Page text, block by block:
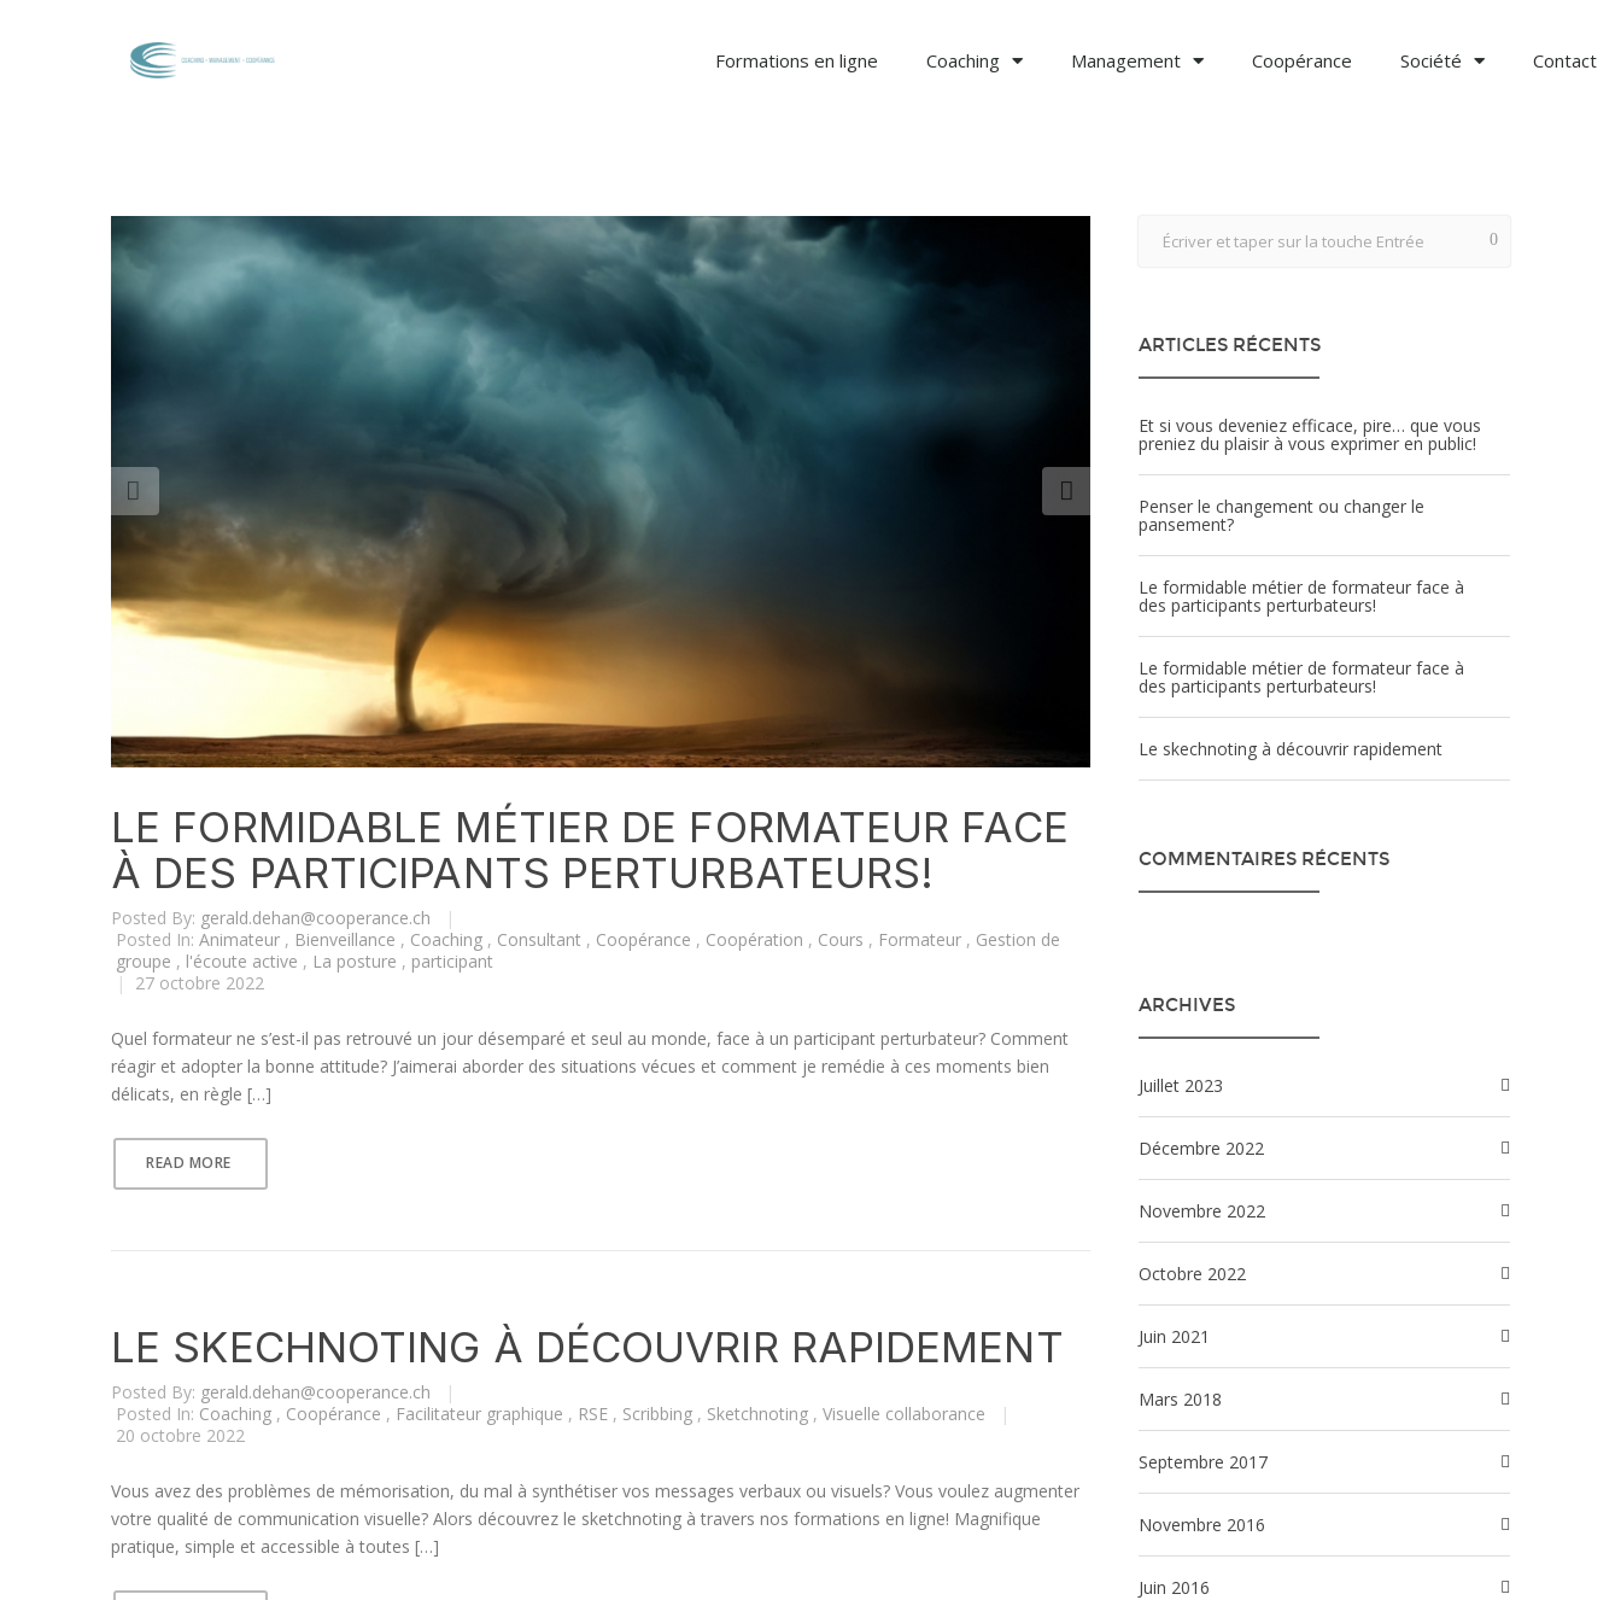
Formations en ligne Coaching Management Coopérance Société Contact
LE FORMIDABLE MÉTIER DE FORMATEUR FACE
À DES PARTICIPANTS PERTURBATEURS!
Posted By: gerald.dehan@cooperance.ch
|
Posted In: Animateur , Bienveillance , Coaching , Consultant , Coopérance , Coopération , Cours , Formateur , Gestion de
groupe , l'écoute active , La posture , participant
|
27 octobre 2022
Quel formateur ne s’est-il pas retrouvé un jour désemparé et seul au monde, face à un participant perturbateur? Comment
réagir et adopter la bonne attitude? J’aimerai aborder des situations vécues et comment je remédie à ces moments bien
délicats, en règle […]
READ MORE
LE SKECHNOTING À DÉCOUVRIR RAPIDEMENT
Posted By: gerald.dehan@cooperance.ch
|
Posted In: Coaching , Coopérance , Facilitateur graphique , RSE , Scribbing , Sketchnoting , Visuelle collaborance
|
20 octobre 2022
Vous avez des problèmes de mémorisation, du mal à synthétiser vos messages verbaux ou visuels? Vous voulez augmenter
votre qualité de communication visuelle? Alors découvrez le sketchnoting à travers nos formations en ligne! Magnifique
pratique, simple et accessible à toutes […]
ARTICLES RÉCENTS
Et si vous deveniez efficace, pire… que vous
preniez du plaisir à vous exprimer en public!
Penser le changement ou changer le
pansement?
Le formidable métier de formateur face à
des participants perturbateurs!
Le formidable métier de formateur face à
des participants perturbateurs!
Le skechnoting à découvrir rapidement
COMMENTAIRES RÉCENTS
ARCHIVES
juillet 2023
décembre 2022
novembre 2022
octobre 2022
juin 2021
mars 2018
septembre 2017
novembre 2016
juin 2016